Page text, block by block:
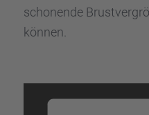
schonende
können.